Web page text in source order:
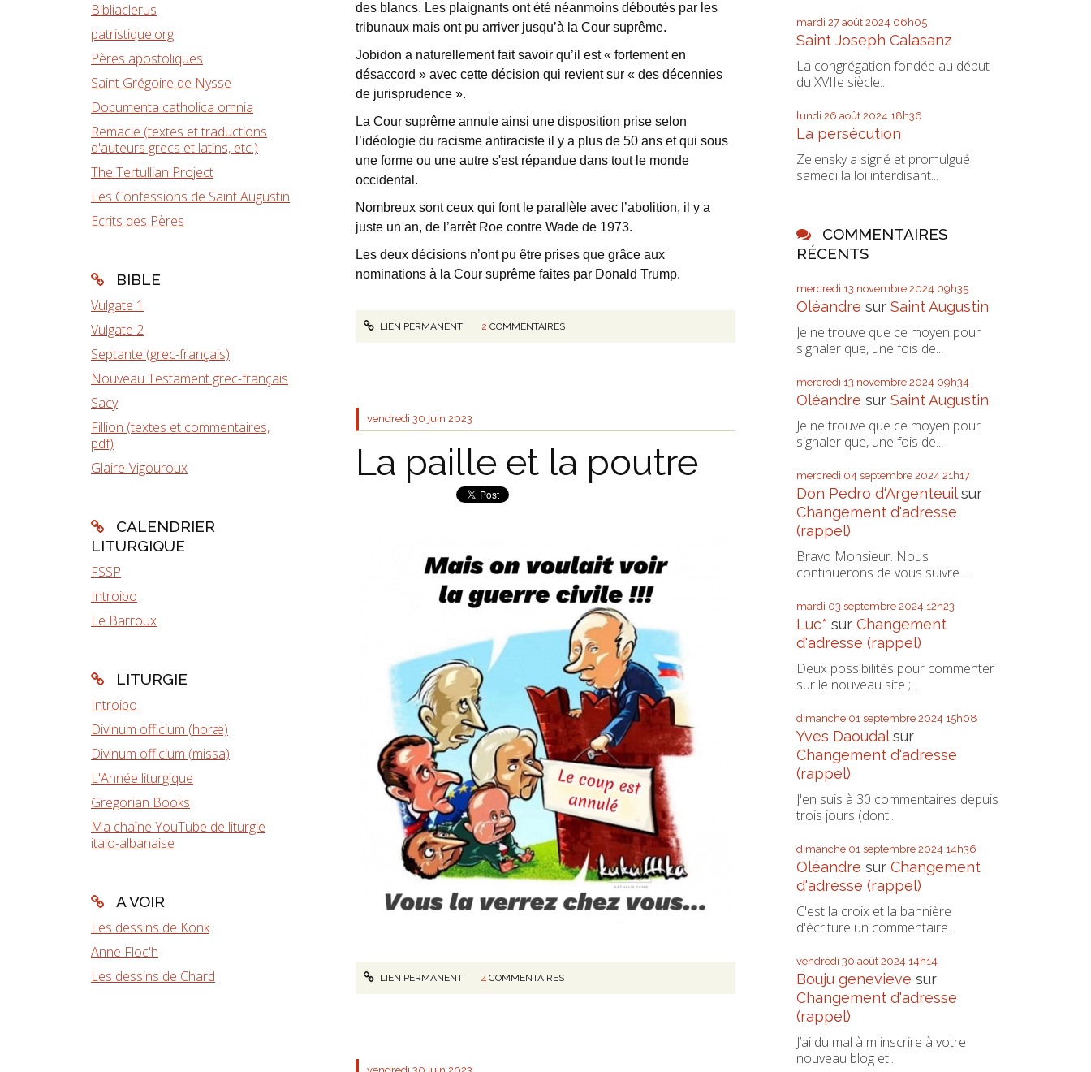
Bibliaclerus
patristique.org
Pères apostoliques
Saint Grégoire de Nysse
Documenta catholica omnia
Remacle (textes et traductions
d'auteurs grecs et latins, etc.)
The Tertullian Project
Les Confessions de Saint Augustin
Ecrits des Pères
BIBLE
Vulgate 1
Vulgate 2
Septante (grec-français)
Nouveau Testament grec-français
Sacy
Fillion (textes et commentaires,
pdf)
Glaire-Vigouroux
CALENDRIER
LITURGIQUE
FSSP
Introibo
Le Barroux
LITURGIE
Introibo
Divinum officium (horæ)
Divinum officium (missa)
L'Année liturgique
Gregorian Books
Ma chaîne YouTube de liturgie
italo-albanaise
A VOIR
Les dessins de Konk
Anne Floc'h
Les dessins de Chard
des blancs. Les plaignants ont été néanmoins déboutés par les
tribunaux mais ont pu arriver jusqu’à la Cour suprême.
Jobidon a naturellement fait savoir qu’il est « fortement en
désaccord » avec cette décision qui revient sur « des décennies
de jurisprudence ».
La Cour suprême annule ainsi une disposition prise selon
l’idéologie du racisme antiraciste il y a plus de 50 ans et qui sous
une forme ou une autre s'est répandue dans tout le monde
occidental.
Nombreux sont ceux qui font le parallèle avec l’abolition, il y a
juste un an, de l’arrêt Roe contre Wade de 1973.
Les deux décisions n’ont pu être prises que grâce aux
nominations à la Cour suprême faites par Donald Trump.
LIEN PERMANENT 2 COMMENTAIRES
vendredi 30 juin 2023
La paille et la poutre
LIEN PERMANENT 4 COMMENTAIRES
mardi 27 août 2024 06h05
Saint Joseph Calasanz
La congrégation fondée au début
du XVIIe siècle...
lundi 26 août 2024 18h36
La persécution
Zelensky a signé et promulgué
samedi la loi interdisant...
COMMENTAIRES
RÉCENTS
mercredi 13 novembre 2024 09h35
Oléandre sur Saint Augustin
Je ne trouve que ce moyen pour
signaler que, une fois de...
mercredi 13 novembre 2024 09h34
Oléandre sur Saint Augustin
Je ne trouve que ce moyen pour
signaler que, une fois de...
mercredi 04 septembre 2024 21h17
Don Pedro d‘Argenteuilsur
Changement d'adresse
(rappel)
Bravo Monsieur. Nous
continuerons de vous suivre....
mardi 03 septembre 2024 12h23
Luc* sur Changement
d'adresse (rappel)
Deux possibilités pour commenter
sur le nouveau site ;...
dimanche 01 septembre 2024 15h08
Yves Daoudalsur
Changement d'adresse
(rappel)
J'en suis à 30 commentaires depuis
trois jours (dont...
dimanche 01 septembre 2024 14h36
Oléandre sur Changement
d'adresse (rappel)
C'est la croix et la bannière
d'écriture un commentaire...
vendredi 30 août 2024 14h14
Bouju genevieve sur
Changement d'adresse
(rappel)
J’ai du mal à m inscrire à votre
nouveau blog et...